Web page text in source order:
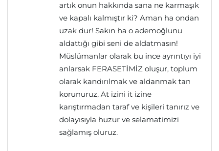
artık onun hakkında sana ne karmaşık
ve kapalı kalmıştır ki? Aman ha ondan
uzak dur! Sakın ha o ademoğlunu
aldattığı gibi seni de aldatmasın!
Müslümanlar olarak bu ince ayrıntıyı iyi
anlarsak FERASETİMİZ oluşur, toplum
olarak kandırılmak ve aldanmak tan
korunuruz, At izini it izine
karıştırmadan taraf ve kişileri tanırız ve
dolayısıyla huzur ve selamatimizi
sağlamış oluruz.